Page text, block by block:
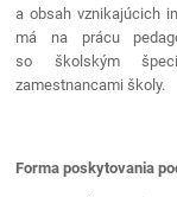
a obsah vznikajúcich
má na prácu
so školským
zamestnancami školy.
Forma poskytovania